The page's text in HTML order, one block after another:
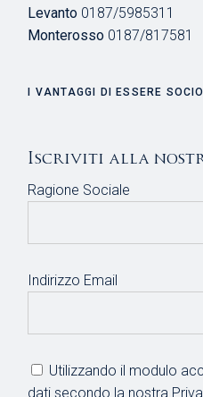
Levanto 0187/5985311
Monterosso 0187/817581
I VANTAGGI DI ESSERE SOCIO
Iscriviti alla
Ragione Sociale
Indirizzo Email
Utilizzando il modulo
dati secondo la nostra